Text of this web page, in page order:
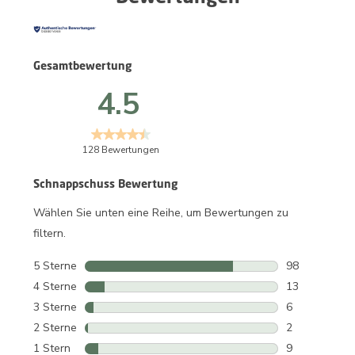
Schnappschuss Bewertung
Wählen Sie unten eine Reihe, um Bewertungen zu
filtern.
5 Sterne Sterne
98
98
4 Sterne Sterne
13
13
3 Sterne Sterne
6
6
2 Sterne Sterne
2
2
1 Stern Sterne
9
Gesamtbewertung
4.5
128 Bewertungen